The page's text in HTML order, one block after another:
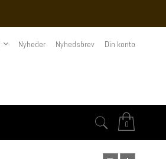
Nyheder Nyhedsbrev Din konto
0